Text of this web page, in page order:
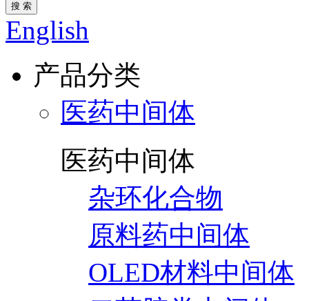
搜 索
English
产品分类
医药中间体
医药中间体
杂环化合物
原料药中间体
OLED材料中间体